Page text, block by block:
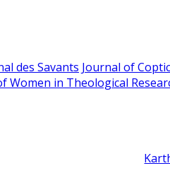
des Savants Journal of
Women in Theological